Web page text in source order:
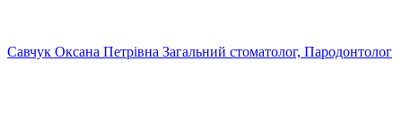
Савчук Оксана Петрівна Загальний стоматолог, Пародонтолог